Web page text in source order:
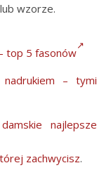
wzorze.
top 5 fasonów
– tymi
najlepsze
zachwycisz.